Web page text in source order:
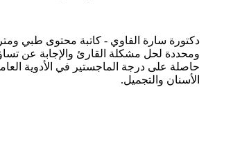
دكتورة سارة الفاوي - كاتبة محتوى طبي
ومحددة لحل مشكلة القارئ والإجابة عن
حاصلة على درجة الماجستير في الأدوية
الأسنان والتجميل.